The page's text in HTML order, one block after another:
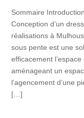
Sommaire
Conception d’un
réalisations à
sous pente est une
efficacement
aménageant un
l’agencement d’une
[…]